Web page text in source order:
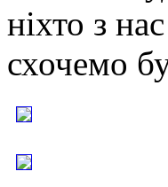
ніхто з
схочемо